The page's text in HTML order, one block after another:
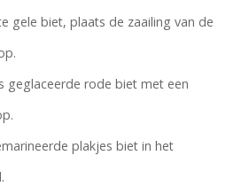
gele biet, plaats de zaailing van de
geglaceerde rode biet met een
plakjes biet in het